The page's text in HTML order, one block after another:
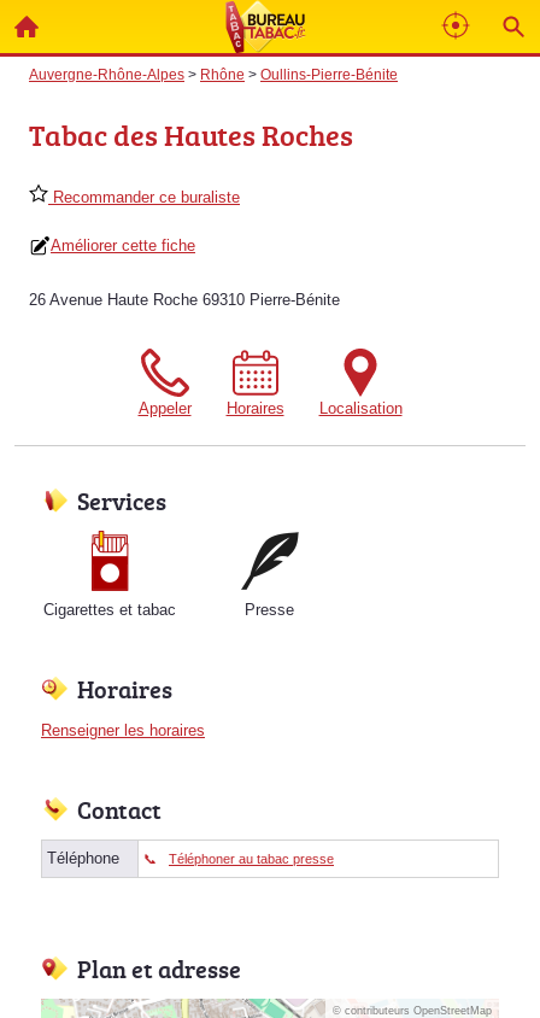
Auvergne-Rhône-Alpes > Rhône > Oullins-Pierre-Bénite
Tabac des Hautes Roches
Recommander ce buraliste
Améliorer cette fiche
26 Avenue Haute Roche 69310 Pierre-Bénite
Appeler Horaires Localisation
Services
Cigarettes et tabac Presse
Horaires
Renseigner les horaires
Contact
Téléphone Téléphoner au tabac presse
Plan et adresse
© contributeurs OpenStreetMap